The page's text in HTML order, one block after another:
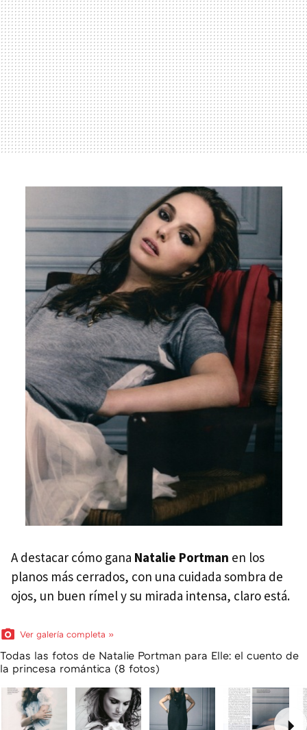
A destacar cómo gana Natalie Portman en los
planos más cerrados, con una cuidada sombra de
ojos, un buen rímel y su mirada intensa, claro está.
Ver galería completa »
Todas las fotos de Natalie Portman para Elle: el cuento de
la princesa romántica (8 fotos)